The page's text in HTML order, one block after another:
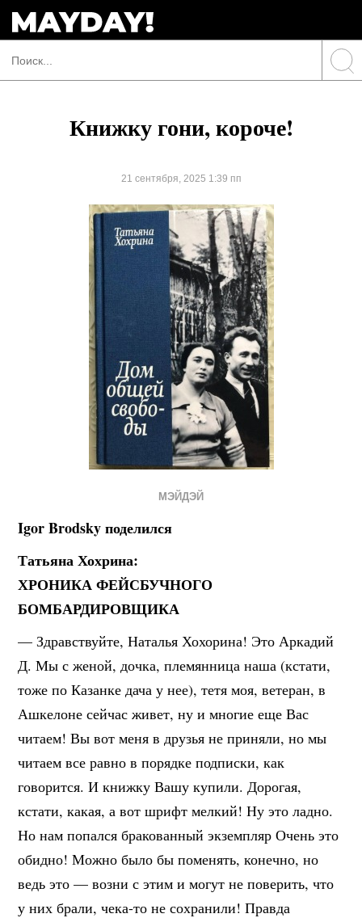
Книжку гони, короче!
21 сентября, 2025 1:39 пп
МЭЙДЭЙ
Igor Brodsky поделился
Татьяна Хохрина:
ХРОНИКА ФЕЙСБУЧНОГО
БОМБАРДИРОВЩИКА
— Здравствуйте, Наталья Хохорина! Это Аркадий
Д. Мы с женой, дочка, племянница наша (кстати,
тоже по Казанке дача у нее), тетя моя, ветеран, в
Ашкелоне сейчас живет, ну и многие еще Вас
читаем! Вы вот меня в друзья не приняли, но мы
читаем все равно в порядке подписки, как
говорится. И книжку Вашу купили. Дорогая,
кстати, какая, а вот шрифт мелкий! Ну это ладно.
Но нам попался бракованный экземпляр Очень это
обидно! Можно было бы поменять, конечно, но
ведь это — возни с этим и могут не поверить, что
у них брали, чека-то не сохранили! Правда